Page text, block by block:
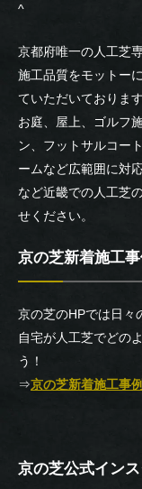
^
京都府唯一の人工芝
施工品質をモットー
ていただいております
お庭、屋上、ゴルフ
ン、フットサルコー
ームなど広範囲に対
など近畿での人工芝
せください。
京の芝新着施工事
京の芝のHPでは日々
自宅が人工芝でどの
う！
⇒京の芝新着施工事例
京の芝公式イン